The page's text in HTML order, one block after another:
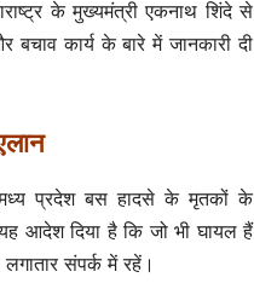
के मुख्यमंत्री एकनाथ शिंदे से
कार्य के बारे में जानकारी दी
प्रदेश बस हादसे के मृतकों के
आदेश दिया है कि जो भी घायल हैं
संपर्क में रहें।